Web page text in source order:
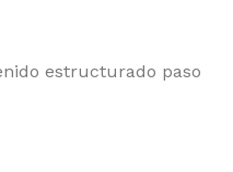
estructurado paso